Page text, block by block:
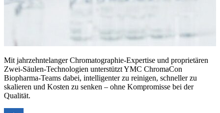
Mit jahrzehntelanger Chromatographie-Expertise und proprietären
Zwei-Säulen-Technologien unterstützt YMC ChromaCon
Biopharma-Teams dabei, intelligenter zu reinigen, schneller zu
skalieren und Kosten zu senken – ohne Kompromisse bei der
Qualität.